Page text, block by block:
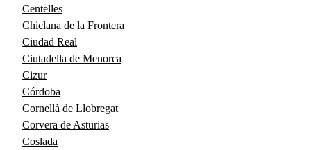
Centelles
Chiclana de la Frontera
Ciudad Real
Ciutadella de Menorca
Cizur
Córdoba
Cornellà de Llobregat
Corvera de Asturias
Coslada